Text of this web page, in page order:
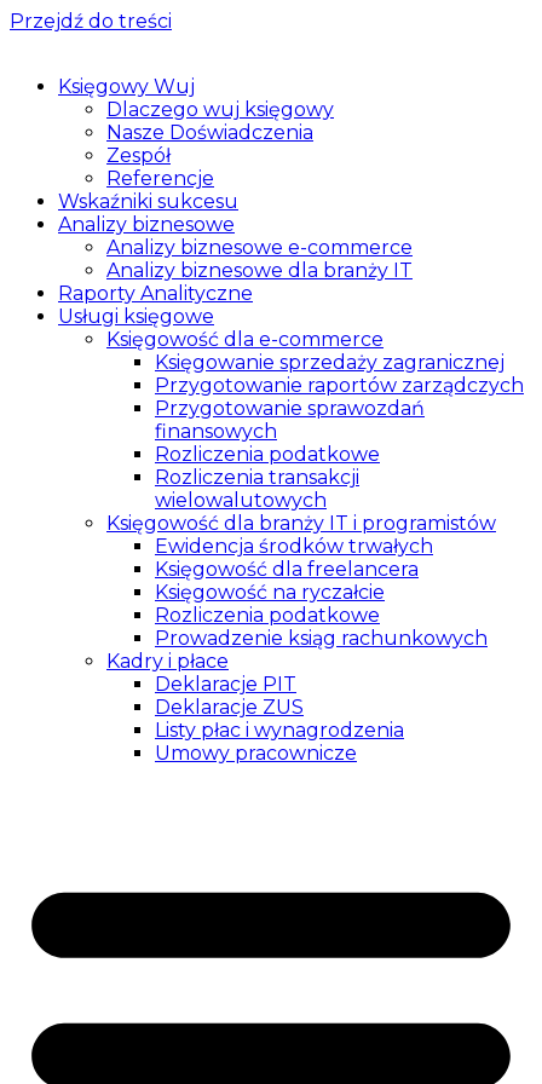
Przejdź do treści
Księgowy Wuj
Dlaczego wuj księgowy
Nasze Doświadczenia
Zespół
Referencje
Wskaźniki sukcesu
Analizy biznesowe
Analizy biznesowe e-commerce
Analizy biznesowe dla branży IT
Raporty Analityczne
Usługi księgowe
Księgowość dla e-commerce
Księgowanie sprzedaży zagranicznej
Przygotowanie raportów zarządczych
Przygotowanie sprawozdań
finansowych
Rozliczenia podatkowe
Rozliczenia transakcji
wielowalutowych
Księgowość dla branży IT i programistów
Ewidencja środków trwałych
Księgowość dla freelancera
Księgowość na ryczałcie
Rozliczenia podatkowe
Prowadzenie ksiąg rachunkowych
Kadry i płace
Deklaracje PIT
Deklaracje ZUS
Listy płac i wynagrodzenia
Umowy pracownicze